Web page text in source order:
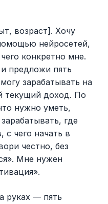
возраст]. Хочу
нейросетей,
конкретно мне.
предложи пять
зарабатывать на
текущий доход. По
нужно уметь,
где
с чего начать в
честно, без
Мне нужен
руках — пять